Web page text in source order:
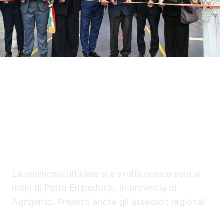
La cerimonia ufficiale si è svolta questa sera al
molo di Porto Empedocle, in provincia di
Agrigento. Presenti anche gli assessori regionali